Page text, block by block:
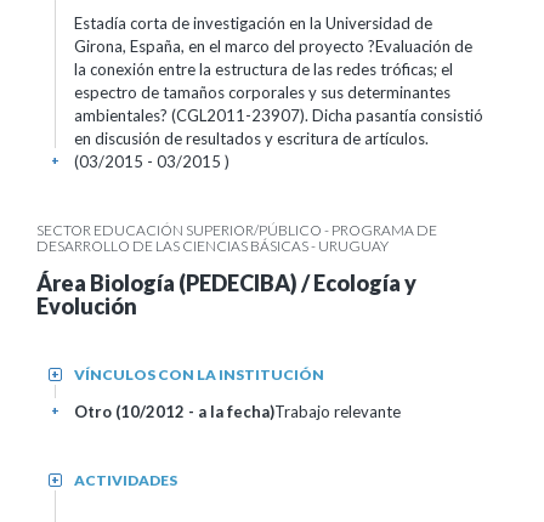
Estadía corta de investigación en la Universidad de
Girona, España, en el marco del proyecto ?Evaluación de
la conexión entre la estructura de las redes tróficas; el
espectro de tamaños corporales y sus determinantes
ambientales? (CGL2011-23907). Dicha pasantía consistió
en discusión de resultados y escritura de artículos.
(03/2015 - 03/2015 )
+
SECTOR EDUCACIÓN SUPERIOR/PÚBLICO - PROGRAMA DE
DESARROLLO DE LAS CIENCIAS BÁSICAS - URUGUAY
Área Biología (PEDECIBA) / Ecología y
Evolución
VÍNCULOS CON LA INSTITUCIÓN
+
Otro (10/2012 - a la fecha)Trabajo relevante
+
ACTIVIDADES
+